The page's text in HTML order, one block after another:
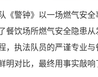
《警钟》以一场燃气安全
餐饮场所燃气安全隐患
，执法队员的严谨专业与
明对比，最终用事实敲响